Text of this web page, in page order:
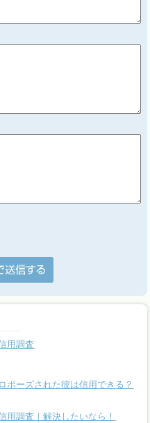
用調査
ポーズされた彼は信用できる？
用調査｜解決したいなら！